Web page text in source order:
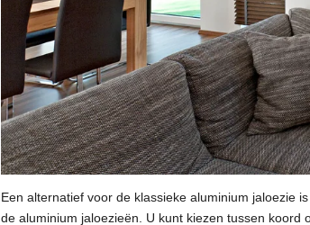
Een alternatief voor de klassieke aluminium jaloezie
de aluminium jaloezieën. U kunt kiezen tussen